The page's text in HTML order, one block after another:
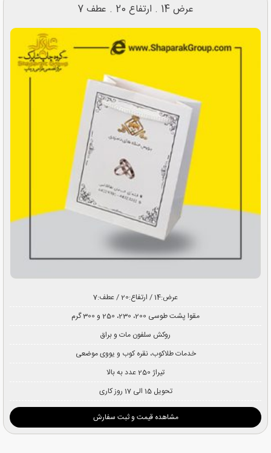
عرض 14 . ارتفاع 20 . عطف 7
عرض:14 / ارتفاع:20 / عطف:7
مقوا پشت طوسی 200، 230، 250 و 300 گرم
روکش سلفون مات و براق
خدمات طلاکوب، نقره کوب و یووی موضعی
تیراژ 250 عدد به بالا
تحویل 15 الی 17 روز کاری
مشاهده قیمت و ثبت سفارش